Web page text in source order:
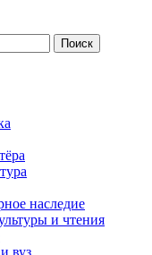
наследие
и чтения
вуз